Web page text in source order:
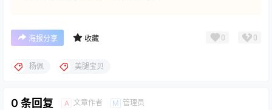
海报分享 收藏 0 0
杨佩 美腿宝贝
0 条回复 A 文章作者 M 管理员